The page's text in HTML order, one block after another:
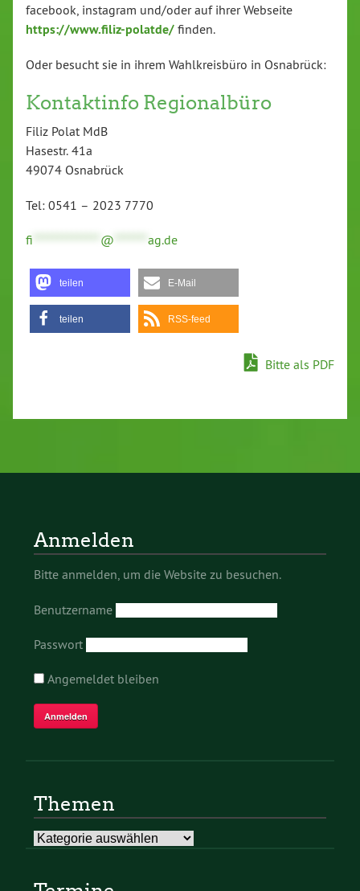
facebook, instagram und/oder auf ihrer Webseite
https://www.filiz-polatde/ finden.
Oder besucht sie in ihrem Wahlkreisbüro in Osnabrück:
Kontaktinfo Regionalbüro
Filiz Polat MdB
Hasestr. 41a
49074 Osnabrück
Tel: 0541 – 2023 7770
fi @ ag.de
teilen E-Mail
teilen RSS-feed
Bitte als PDF
Anmelden
Bitte anmelden, um die Website zu besuchen.
Benutzername
Passwort
Angemeldet bleiben
Themen
Themen